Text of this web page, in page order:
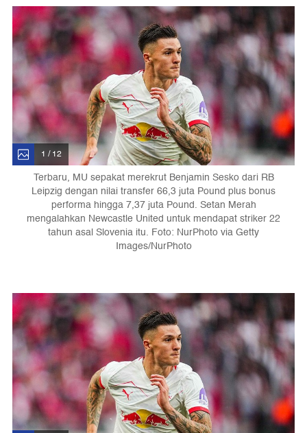
1 / 12
Terbaru, MU sepakat merekrut Benjamin Sesko dari RB
Leipzig dengan nilai transfer 66,3 juta Pound plus bonus
performa hingga 7,37 juta Pound. Setan Merah
mengalahkan Newcastle United untuk mendapat striker 22
tahun asal Slovenia itu. Foto: NurPhoto via Getty
Images/NurPhoto